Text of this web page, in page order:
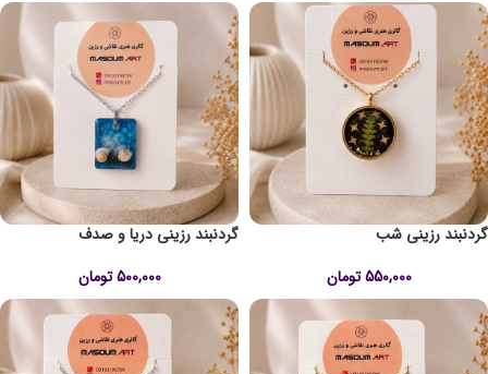
گردنبند رزینی شب
550,000 تومان
گردنبند رزینی دریا و صدف
500,000 تومان